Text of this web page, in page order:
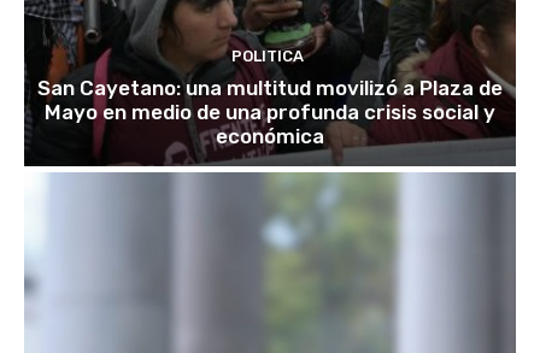
POLITICA
San Cayetano: una multitud movilizó a Plaza de
Mayo en medio de una profunda crisis social y
económica